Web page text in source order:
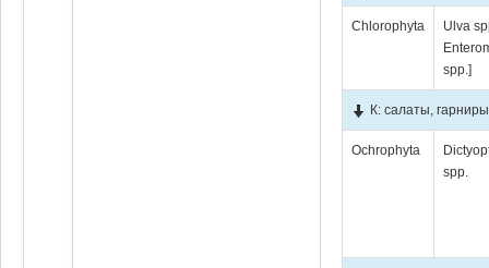
Chlorophyta
Ulva
spp.]
К: салаты,
Ochrophyta
spp.